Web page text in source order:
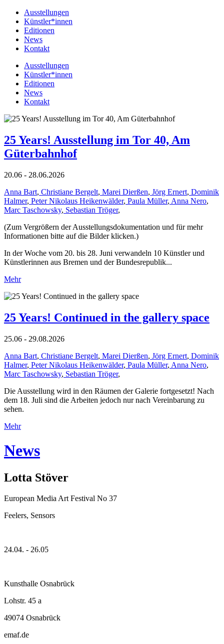
Ausstellungen
Künstler*innen
Editionen
News
Kontakt
Ausstellungen
Künstler*innen
Editionen
News
Kontakt
25 Years! Ausstellung im Tor 40, Am
Güterbahnhof
20.06 - 28.06.2026
Anna Bart, Christiane Bergelt, Marei Dierßen, Jörg Ernert, Dominik
Halmer, Peter Nikolaus Heikenwälder, Paula Müller, Anna Nero,
Marc Taschowsky, Sebastian Tröger,
(Zum Vergrößern der Ausstellungsdokumentation und für mehr
Informationen bitte auf die Bilder klicken.)
In der Woche vom 20. bis 28. Juni verwandeln 10 Künstler und
Künstlerinnen aus Bremen und der Bundesrepublik...
Mehr
25 Years! Continued in the gallery space
25.06 - 29.08.2026
Anna Bart, Christiane Bergelt, Marei Dierßen, Jörg Ernert, Dominik
Halmer, Peter Nikolaus Heikenwälder, Paula Müller, Anna Nero,
Marc Taschowsky, Sebastian Tröger,
Die Ausstellung wird in den Räumen der Galerie fortgesetzt! Nach
dem 18. Juli sind die Arbeiten jedoch nur nach Vereinbarung zu
sehen.
Mehr
News
Lotta Stöver
European Media Art Festival No 37
Feelers, Sensors
24.04. - 26.05
Kunsthalle Osnabrück
Lohstr. 45 a
49074 Osnabrück
emaf.de